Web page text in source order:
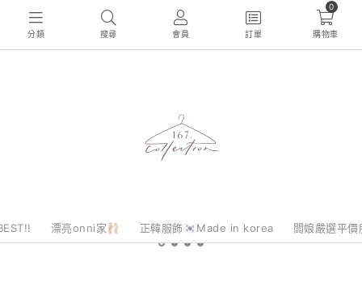
分類 搜尋 會員 訂單
0
購物車
漂亮onni家🩰 正韓服飾🇰🇷Made in korea 闆娘嚴選平價